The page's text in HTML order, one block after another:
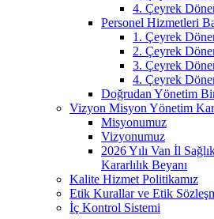
4. Çeyrek
Personel Hizmetleri
1. Çeyrek
2. Çeyrek
3. Çeyrek
4. Çeyrek
Doğrudan Yönetim
Vizyon Misyon Yönetim
Misyonumuz
Vizyonumuz
2026 Yılı Van İl
Kararlılık Beyanı
Kalite Hizmet Politikamız
Etik Kurallar ve Etik
İç Kontrol Sistemi